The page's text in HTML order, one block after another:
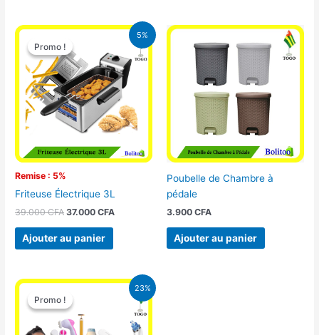
5%
Promo !
Remise : 5%
Promo !
Friteuse Électrique 3L
39.000CFA
Le
initial
était :
39.000 CFA.
37.000CFA
Le
prix
actuel
est :
37.000 CFA.
Ajouter au panier
Poubelle de Chambre à
pédale
3.900 CFA
Ajouter au panier
23%
Promo !
Promo !
Le
prix
initial
était :
65.000 CFA.
Le
prix
actuel
est :
49.900 CFA.